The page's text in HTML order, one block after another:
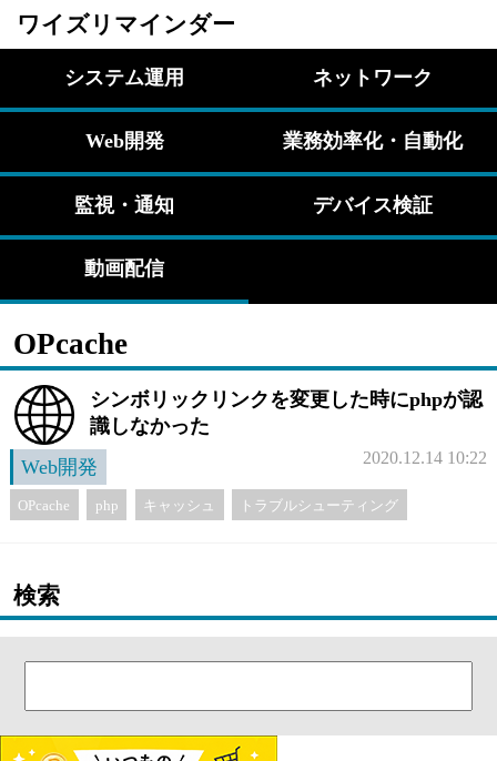
ワイズリマインダー
システム運用 ネットワーク
Web開発 業務効率化・自動化
監視・通知 デバイス検証
動画配信
OPcache
シンボリックリンクを変更した時にphpが認
識しなかった
Web開発
2020.12.14 10:22
OPcache php キャッシュ トラブルシューティング
検索